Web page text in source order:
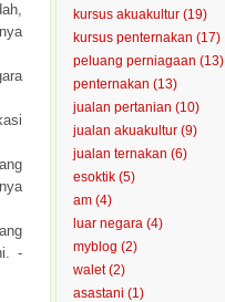
-
kursus akuakultur (19)
kursus penternakan (17)
peluang perniagaan (13)
penternakan (13)
jualan pertanian (10)
jualan akuakultur (9)
jualan ternakan (6)
esoktik (5)
am (4)
luar negara (4)
myblog (2)
walet(2)
asastani (1)